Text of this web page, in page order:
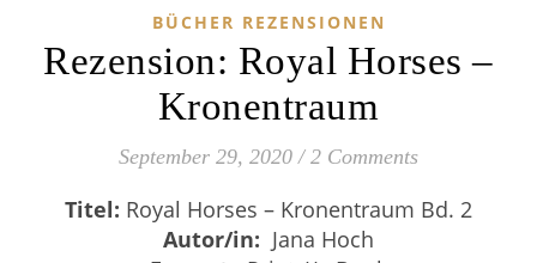
BÜCHER REZENSIONEN
Rezension: Royal Horses –
Kronentraum
September 29, 2020 / 2 Comments
Titel: Royal Horses – Kronentraum Bd. 2
Autor/in: Jana Hoch